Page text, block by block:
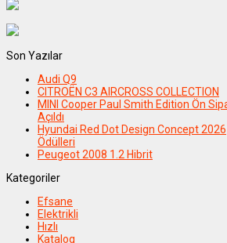
Son Yazılar
Audi Q9
CITROËN C3 AIRCROSS COLLECTION
MINI Cooper Paul Smith Edition Ön
Açıldı
Hyundai Red Dot Design Concept 2026
Ödülleri
Peugeot 2008 1.2 Hibrit
Kategoriler
Efsane
Elektrikli
Hızlı
Katalog